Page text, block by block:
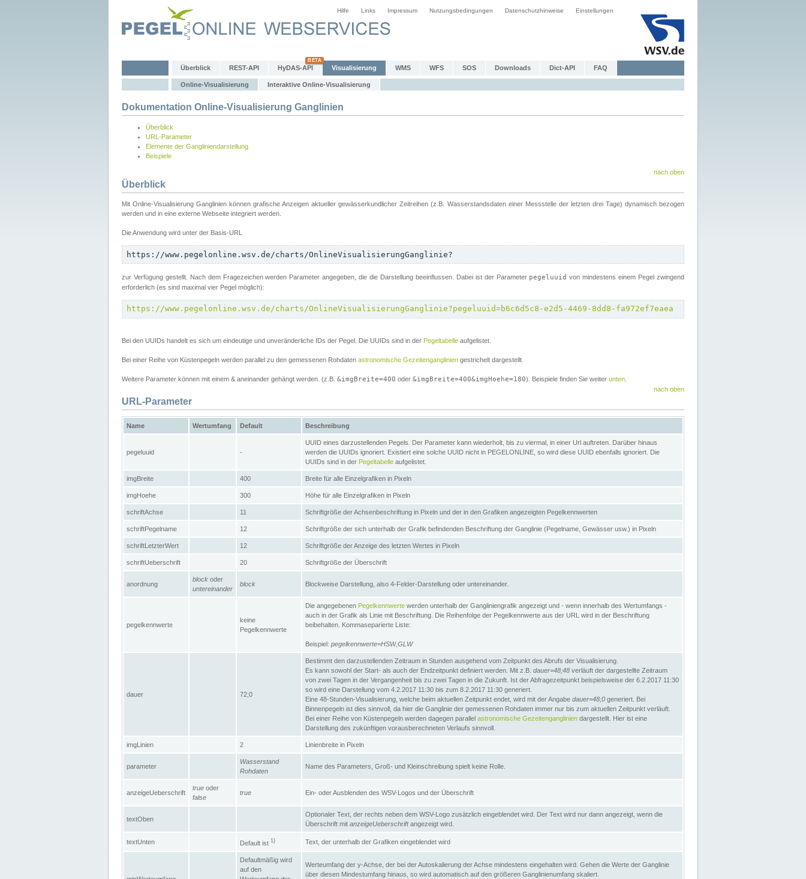
Hilfe Links Impressum Nutzungsbedingungen Datenschutzhinweise Einstellungen
Überblick REST-API HyDAS-API Visualisierung WMS WFS SOS Downloads Dict-API FAQ
Online-Visualisierung Interaktive Online-Visualisierung
Dokumentation Online-Visualisierung Ganglinien
Überblick
URL-Parameter
Elemente der Gangliniendarstellung
Beispiele
nach oben
Überblick
Mit Online-Visualisierung Ganglinien können grafische Anzeigen aktueller gewässerkundlicher Zeitreihen (z.B. Wasserstandsdaten einer Messstelle der letzten drei Tage) dynamisch bezogen
werden und in eine externe Webseite integriert werden.
Die Anwendung wird unter der Basis-URL
https://www.pegelonline.wsv.de/charts/OnlineVisualisierungGanglinie?
zur Verfügung gestellt. Nach dem Fragezeichen werden Parameter angegeben, die die Darstellung beeinflussen. Dabei ist der Parameter pegeluuid von mindestens einem Pegel zwingend
erforderlich (es sind maximal vier Pegel möglich):
https://www.pegelonline.wsv.de/charts/OnlineVisualisierungGanglinie?pegeluuid=b6c6d5c8-e2d5-4469-8dd8-fa972ef7eaea
Bei den UUIDs handelt es sich um eindeutige und unveränderliche IDs der Pegel. Die UUIDs sind in der Pegeltabelle aufgelistet.
Bei einer Reihe von Küstenpegeln werden parallel zu den gemessenen Rohdaten astronomische Gezeitenganglinien gestrichelt dargestellt.
Weitere Parameter können mit einem & aneinander gehängt werden. (z.B. &imgBreite=400 oder &imgBreite=400&imgHoehe=180). Beispiele finden Sie weiter unten
nach oben
URL-Parameter
Name Wertumfang Default Beschreibung
pegeluuid -
UUID eines darzustellenden Pegels. Der Parameter kann wiederholt, bis zu viermal, in einer Url auftreten. Darüber hinaus
werden die UUIDs ignoriert. Existiert eine solche UUID nicht in PEGELONLINE, so wird diese UUID ebenfalls ignoriert. Die
UUIDs sind in der Pegeltabelle aufgelistet.
imgBreite 400 Breite für alle Einzelgrafiken in Pixeln
imgHoehe 300 Höhe für alle Einzelgrafiken in Pixeln
schriftAchse 11 Schriftgröße der Achsenbeschriftung in Pixeln und der in den Grafiken angezeigten Pegelkennwerten
schriftPegelname 12 Schriftgröße der sich unterhalb der Grafik befindenden Beschriftung der Ganglinie (Pegelname, Gewässer usw.) in Pixeln
schriftLetzterWert 12 Schriftgröße der Anzeige des letzten Wertes in Pixeln
schriftUeberschrift 20 Schriftgröße der Überschrift
anordnung
block oder
untereinander
block Blockweise Darstellung, also 4-Felder-Darstellung oder untereinander.
pegelkennwerte
keine
Pegelkennwerte
Die angegebenen Pegelkennwerte werden unterhalb der Gangliniengrafik angezeigt und - wenn innerhalb des Wertumfangs -
auch in der Grafik als Linie mit Beschriftung. Die Reihenfolge der Pegelkennwerte aus der URL wird in der Beschriftung
beibehalten. Kommaseparierte Liste:
Beispiel: pegelkennwerte=HSW,GLW
dauer 72;0
Bestimmt den darzustellenden Zeitraum in Stunden ausgehend vom Zeitpunkt des Abrufs der Visualisierung.
Es kann sowohl der Start- als auch der Endzeitpunkt definiert werden. Mit z.B. dauer=48;48 verläuft der dargestellte Zeitraum
von zwei Tagen in der Vergangenheit bis zu zwei Tagen in die Zukunft. Ist der Abfragezeitpunkt beispielsweise der 6.2.2017 11:30
so wird eine Darstellung vom 4.2.2017 11:30 bis zum 8.2.2017 11:30 generiert.
Eine 48-Stunden-Visualisierung, welche beim aktuellen Zeitpunkt endet, wird mit der Angabe dauer=48;0 generiert. Bei
Binnenpegeln ist dies sinnvoll, da hier die Ganglinie der gemessenen Rohdaten immer nur bis zum aktuellen Zeitpunkt verläuft.
Bei einer Reihe von Küstenpegeln werden dagegen parallel astronomische Gezeitenganglinien dargestellt. Hier ist eine
Darstellung des zukünftigen vorausberechneten Verlaufs sinnvoll.
imgLinien 2 Linienbreite in Pixeln
parameter
Wasserstand
Rohdaten
Name des Parameters, Groß- und Kleinschreibung spielt keine Rolle.
anzeigeUeberschrift
true oder
false
true Ein- oder Ausblenden des WSV-Logos und der Überschrift
textOben
Optionaler Text, der rechts neben dem WSV-Logo zusätzlich eingeblendet wird. Der Text wird nur dann angezeigt, wenn die
Überschrift mit anzeigeUeberschriftangezeigt wird.
textUnten Default ist 1) Text, der unterhalb der Grafiken eingeblendet wird
Defaultmäßig wird
auf den
Werteumfang der y-Achse, der bei der Autoskalierung der Achse mindestens eingehalten wird. Gehen die Werte der Ganglinie
über diesen Mindestumfang hinaus, so wird automatisch auf den größeren Ganglinienumfang skaliert.